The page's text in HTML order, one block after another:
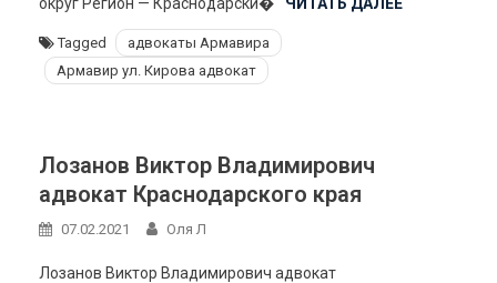
Tagged
адвокаты Армавира
Армавир ул. Кирова адвокат
Лозанов Виктор Владимирович
адвокат Краснодарского края
07.02.2021 Оля Л
Лозанов Виктор Владимирович адвокат